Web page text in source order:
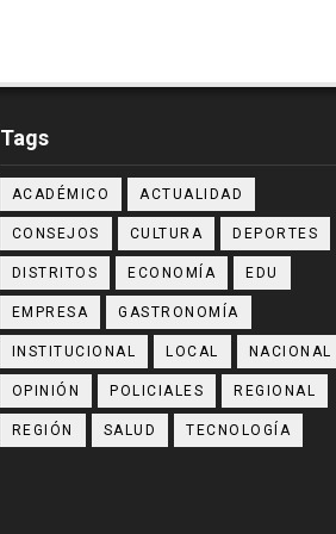
Tags
ACADÉMICO ACTUALIDAD
CONSEJOS CULTURA DEPORTES
DISTRITOS ECONOMÍA EDU
EMPRESA GASTRONOMÍA
INSTITUCIONAL LOCAL NACIONAL
OPINIÓN POLICIALES REGIONAL
REGIÓN SALUD TECNOLOGÍA